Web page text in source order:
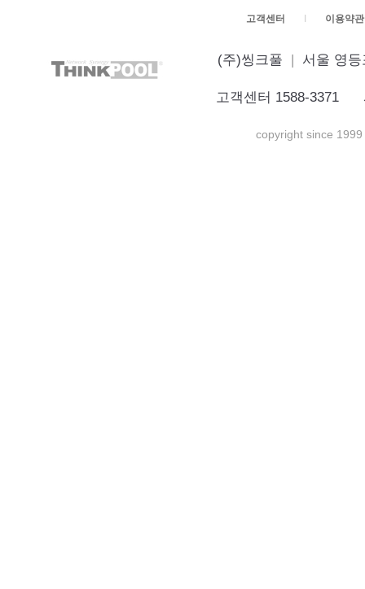
고객센터 이용약관
(주)씽크풀 | 서울 영
고객센터 1588-3371
copyright since